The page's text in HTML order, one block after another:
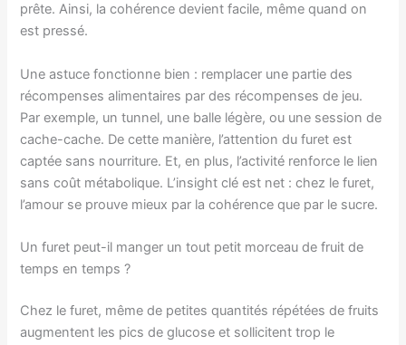
prête. Ainsi, la cohérence devient facile, même quand on
est pressé.
Une astuce fonctionne bien : remplacer une partie des
récompenses alimentaires par des récompenses de jeu.
Par exemple, un tunnel, une balle légère, ou une session de
cache-cache. De cette manière, l’attention du furet est
captée sans nourriture. Et, en plus, l’activité renforce le lien
sans coût métabolique. L’insight clé est net : chez le furet,
l’amour se prouve mieux par la cohérence que par le sucre.
Un furet peut-il manger un tout petit morceau de fruit de
temps en temps ?
Chez le furet, même de petites quantités répétées de fruits
augmentent les pics de glucose et sollicitent trop le